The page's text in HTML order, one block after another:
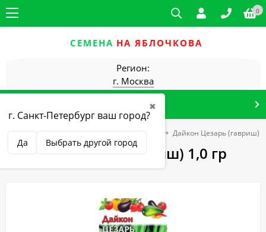
0
СЕМЕНА НА ЯБЛОЧКОВА
Регион:
г. Москва
✖
г. Санкт-Петербург ваш город?
Да Выбрать другой город
Дайкон Цезарь (гавриш)
Дайкон Цезарь (гавриш) 1,0 гр